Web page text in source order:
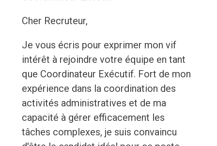
Cher Recruteur,
Je vous écris pour exprimer mon vif
intérêt à rejoindre votre équipe en tant
que Coordinateur Exécutif. Fort de mon
expérience dans la coordination des
activités administratives et de ma
capacité à gérer efficacement les
tâches complexes, je suis convaincu